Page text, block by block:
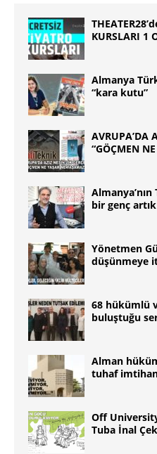
KURSLARI 1
Almanya
“kara kutu”
AVRUPA’DA
“GÖÇMEN
bir genç artık
Yönetmen
düşünmeye
68 hükümlü
buluştuğu
Alman
tuhaf
Off
Tuba İnal